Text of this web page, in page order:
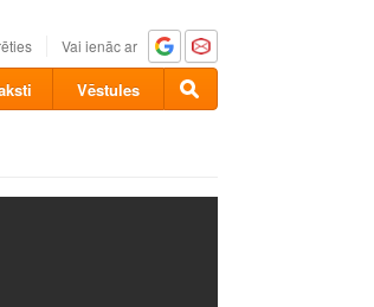
Vai ienāc ar
Vēstules